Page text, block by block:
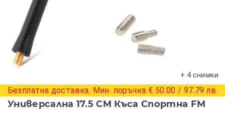
+ 4 снимки
Безплатна доставка. Мин. поръчка € 50.00 / 97.79 лв.
Универсална 17.5 CM Къса Спортна FM